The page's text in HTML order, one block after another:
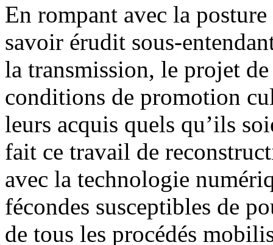
En rompant avec la
savoir érudit sous-
la transmission, le projet
conditions de promotion
leurs acquis quels qu’ils
fait ce travail de
avec la technologie
fécondes susceptibles de
de tous les procédés